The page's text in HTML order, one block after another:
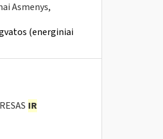
Asmenys,
(energiniai
IR